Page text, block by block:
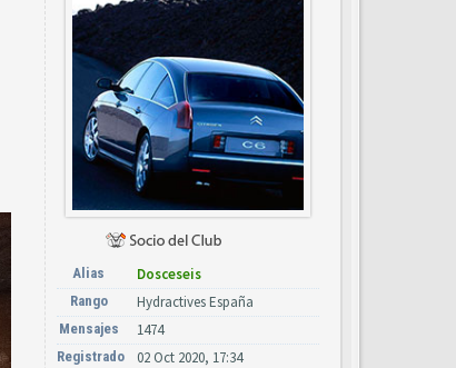
Alias Dosceseis
Rango Hydractives España
Mensajes 1474
Registrado 02 Oct 2020, 17:34